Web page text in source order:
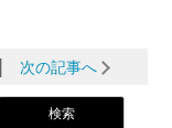
次の記事へ